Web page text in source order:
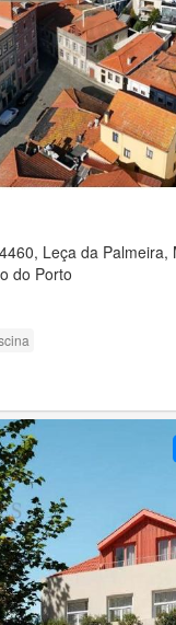
Leça da Palmeira,
do Porto